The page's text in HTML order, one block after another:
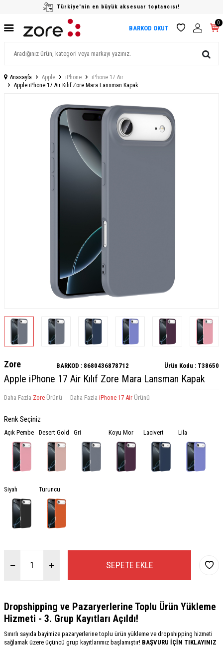
Türkiye'nin en büyük aksesuar toptancısı!
BARKOD OKUT
0
Anasayfa Apple iPhone
iPhone 17 Air
Apple iPhone 17 Air Kılıf Zore Mara Lansman Kapak
Zore BARKOD : 8680436878712 Ürün Kodu : T38650
Apple iPhone 17 Air Kılıf Zore Mara Lansman Kapak
Daha Fazla Zore Ürünü Daha Fazla iPhone 17 Air Ürünü
Renk Seçiniz
Açık Pembe Desert Gold Gri Koyu Mor Lacivert Lila
Siyah Turuncu
SEPETE EKLE
Dropshipping ve Pazaryerlerine Toplu Ürün Yükleme
Hizmeti - 3. Grup Kayıtları Açıldı!
Sınırlı sayıda bayimize pazaryerlerine toplu ürün yükleme ve dropshipping hizmeti
sağlamak üzere üçüncü grup kayıtlarımız başlamıştır! BAŞVURU İÇİN TIKLAYINIZ